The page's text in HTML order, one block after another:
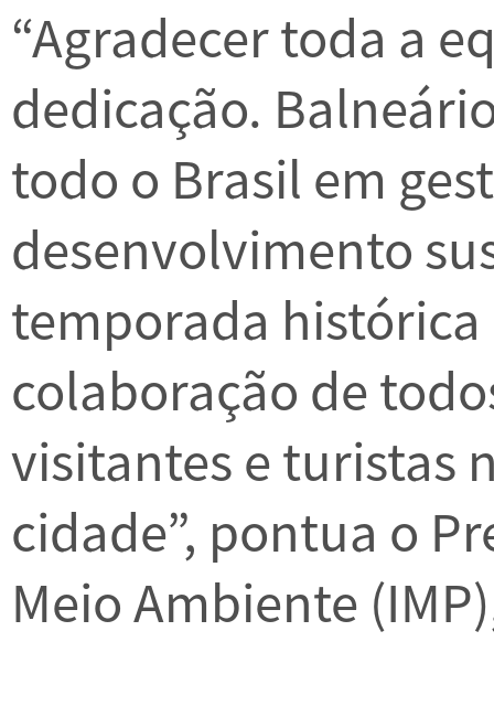
“Agradecer toda a
dedicação.
todo o Brasil em
desenvolvimento
temporada
colaboração de
visitantes e turistas
cidade”, pontua o
Meio Ambiente